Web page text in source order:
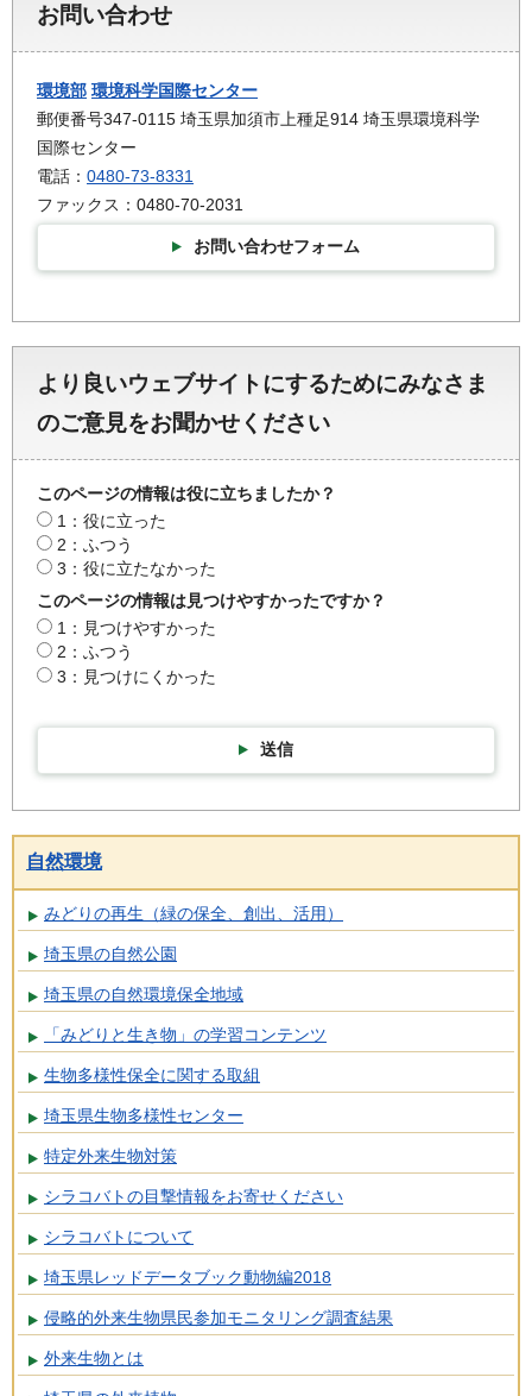
お問い合わせ
環境部 環境科学国際センター
郵便番号347-0115 埼玉県加須市上種足914 埼玉県環境科学
国際センター
電話： 0480-73-8331
ファックス：0480-70-2031
お問い合わせフォーム
より良いウェブサイトにするためにみなさま
のご意見をお聞かせください
このページの情報は役に立ちましたか？
1：役に立った
2：ふつう
3：役に立たなかった
このページの情報は見つけやすかったですか？
1：見つけやすかった
2：ふつう
3：見つけにくかった
送信
自然環境
みどりの再生（緑の保全、創出、活用）
埼玉県の自然公園
埼玉県の自然環境保全地域
「みどりと生き物」の学習コンテンツ
生物多様性保全に関する取組
埼玉県生物多様性センター
特定外来生物対策
シラコバトの目撃情報をお寄せください
シラコバトについて
埼玉県レッドデータブック動物編2018
侵略的外来生物県民参加モニタリング調査結果
外来生物とは